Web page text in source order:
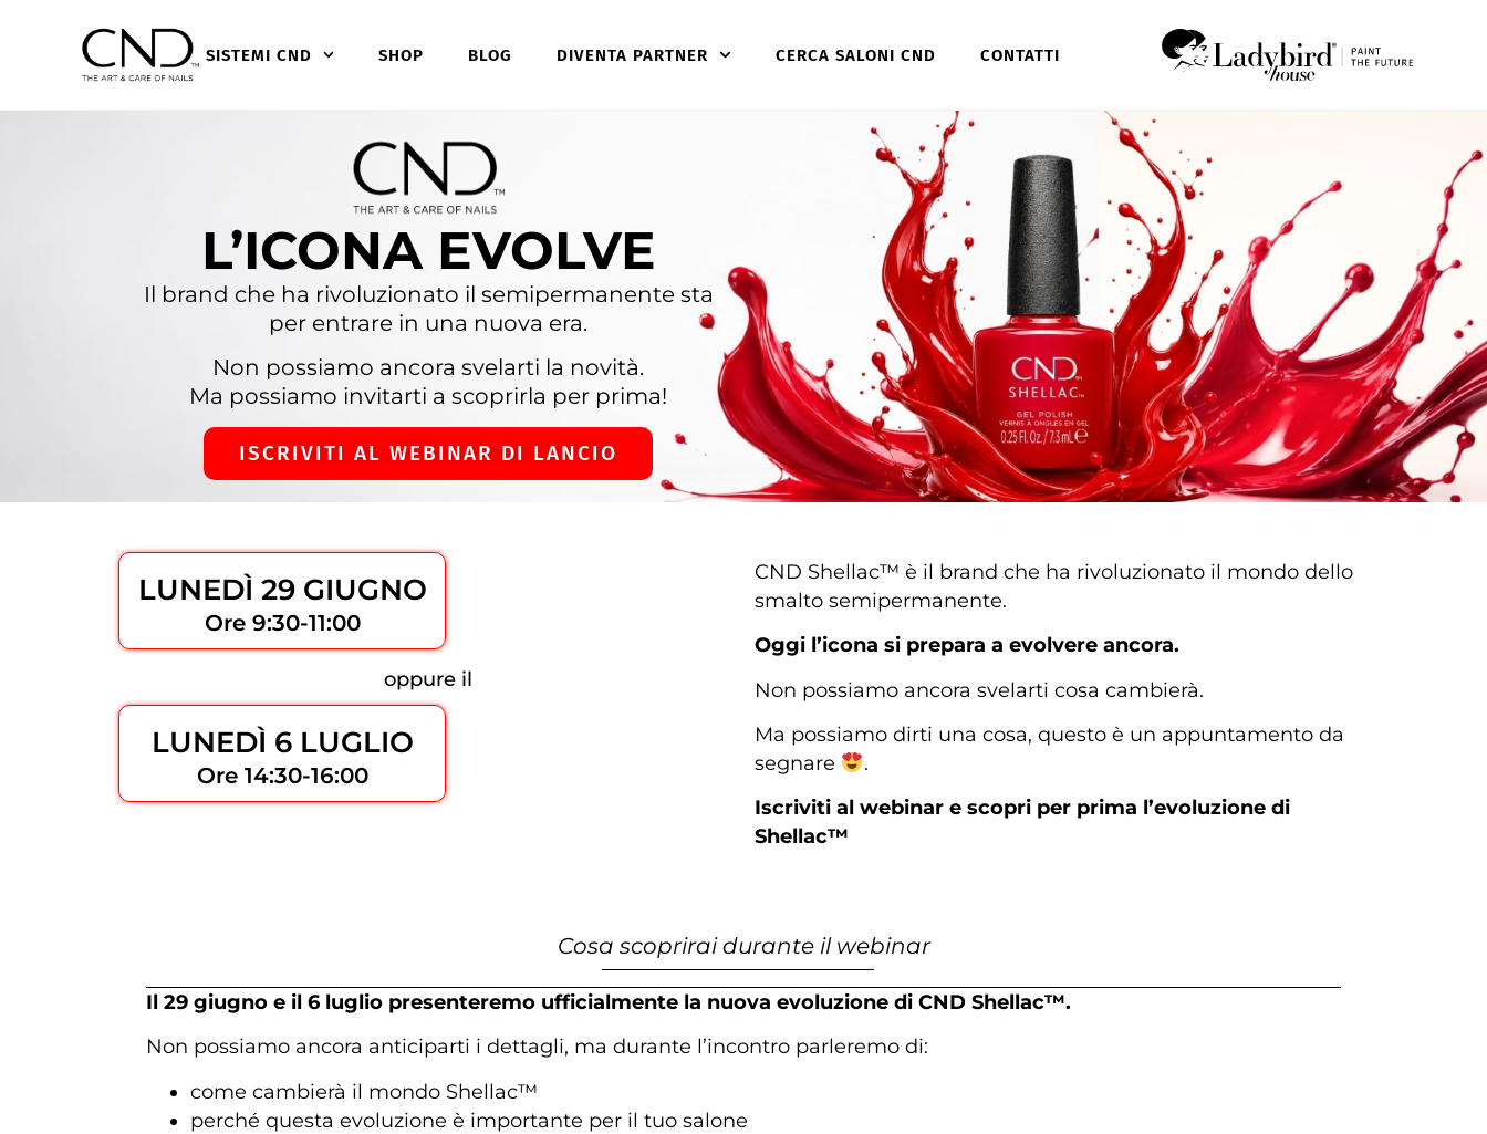
SISTEMI CND SHOP BLOG DIVENTA PARTNER CERCA SALONI CND CONTATTI
L’ICONA EVOLVE
Il brand che ha rivoluzionato il semipermanente sta
per entrare in una nuova era.
Non possiamo ancora svelarti la novità.
Ma possiamo invitarti a scoprirla per prima!
ISCRIVITI AL WEBINAR DI LANCIO
LUNEDÌ 29 GIUGNO
Ore 9:30-11:00
oppure il
LUNEDÌ 6 LUGLIO
Ore 14:30-16:00
CND Shellac™ è il brand che ha rivoluzionato il mondo dello
smalto semipermanente.
Oggi l’icona si prepara a evolvere ancora.
Non possiamo ancora svelarti cosa cambierà.
Ma possiamo dirti una cosa, questo è un appuntamento da
segnare
.
Iscriviti al webinar e scopri per prima l’evoluzione di
Shellac™
Cosa scoprirai durante il webinar
Il 29 giugno e il 6 luglio presenteremo ufficialmente la nuova evoluzione di CND Shellac™.
Non possiamo ancora anticiparti i dettagli, ma durante l’incontro parleremo di:
come cambierà il mondo Shellac™
perché questa evoluzione è importante per il tuo salone